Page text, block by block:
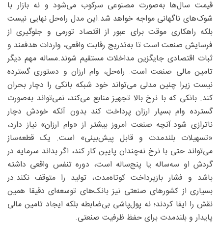
قیمت سال‌ها به‌صورت مصنوعی سرکوب می‌شود و نه بازار با
شوک‌های ناگهانی مواجه خواهد شد.این مدل راه‌حل نهایی نیست
بلکه راهکاری موقت برای عبور از اقتصاد تورمی و جلوگیری از
فرسایش صنعت است تا به‌تدریج رقابت واقعی، واردات هدفمند و
ثبات اقتصادی جایگزین مداخلات مستقیم شوند.مساله مهم دیگر
تامین مالی صنعت است. راه‌حل، وام ارزان و دستوری گسترده
نیست زیرا چنین مدلی می‌تواند خود شبکه بانکی را دچار بحران
کند. بانکی که با نرخ بالا تجهیز منابع می‌کند، نمی‌تواند به‌صورت
گسترده وام بسیار ارزان پرداخت کند بدون آنکه خودش دچار
ناترازی شود.آنچه صنعت امروز بیشتر از «وام ارزان» نیاز دارد،
«تسهیلات بلندمدت و قابل پیش‌بینی» است. یک قطعه‌ساز
می‌تواند حتی با نرخ نه‌چندان پایین کار کند، اگر بداند سرمایه در
گردش او سه‌ساله یا پنج‌ساله است، دوره تنفس واقعی داشته
باشد و فشار بازپرداخت کوتاه‌مدت، تولید را متوقف نکند.در
بسیاری از کشورهای صنعتی نیز بانک‌های توسعه‌ای دقیقا همین
نقش را ایفا کردند؛ نه پول‌پاشی بی‌ضابطه بلکه ایجاد تامین مالی
پایدار و بلندمدت برای حفظ ظرفیت صنعتی.